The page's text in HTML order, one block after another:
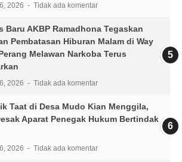
2026 Tidak ada komentar
Baru AKBP Ramadhona Tegaskan
Pembatasan Hiburan Malam di Way
Melawan Narkoba Terus
2026 Tidak ada komentar
Taat di Desa Mudo Kian Menggila,
Aparat Penegak Hukum Bertindak
2026 Tidak ada komentar